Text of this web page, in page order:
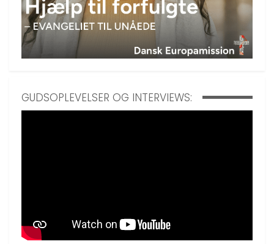
GUDSOPLEVELSER OG INTERVIEWS: